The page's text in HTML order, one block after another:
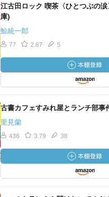
江古田ロック 喫茶〈ひとつぶの
庫)
鯨統一郎
77 2.87 5
古書カフェすみれ屋とランチ部事
里見蘭
436 3.79 38